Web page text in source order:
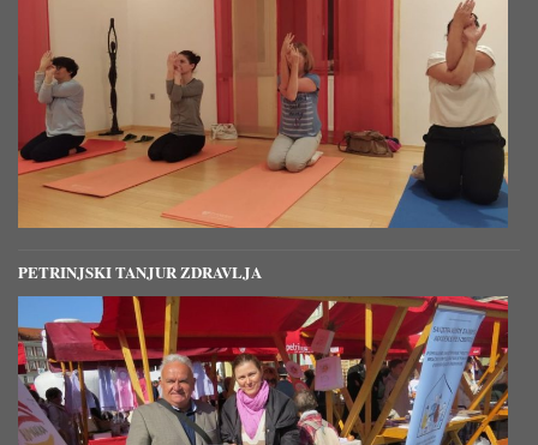
PETRINJSKI TANJUR ZDRAVLJA